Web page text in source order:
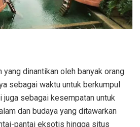
yang dinantikan oleh banyak orang
sebagai waktu untuk berkumpul
juga sebagai kesempatan untuk
dan budaya yang ditawarkan
pantai eksotis hingga situs